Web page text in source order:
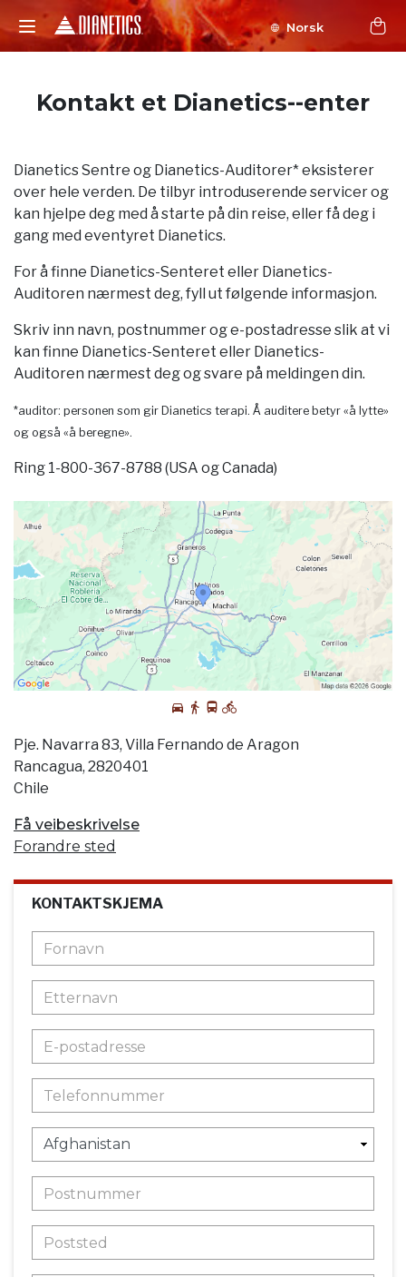
Norsk
Kontakt et Dianetics--enter
Dianetics Sentre og Dianetics-Auditorer* eksisterer
over hele verden. De tilbyr introduserende servicer og
kan hjelpe deg med å starte på din reise, eller få deg i
gang med eventyret Dianetics.
For å finne Dianetics-Senteret eller Dianetics-
Auditoren nærmest deg, fyll ut følgende informasjon.
Skriv inn navn, postnummer og e-postadresse slik at vi
kan finne Dianetics-Senteret eller Dianetics-
Auditoren nærmest deg og svare på meldingen din.
*auditor: personen som gir Dianetics terapi. Å auditere betyr «å lytte»
og også «å beregne».
Ring 1-800-367-8788 (USA og Canada)
Pje. Navarra 83, Villa Fernando de Aragon
Rancagua, 2820401
Chile
Få veibeskrivelse
Forandre sted
KONTAKTSKJEMA